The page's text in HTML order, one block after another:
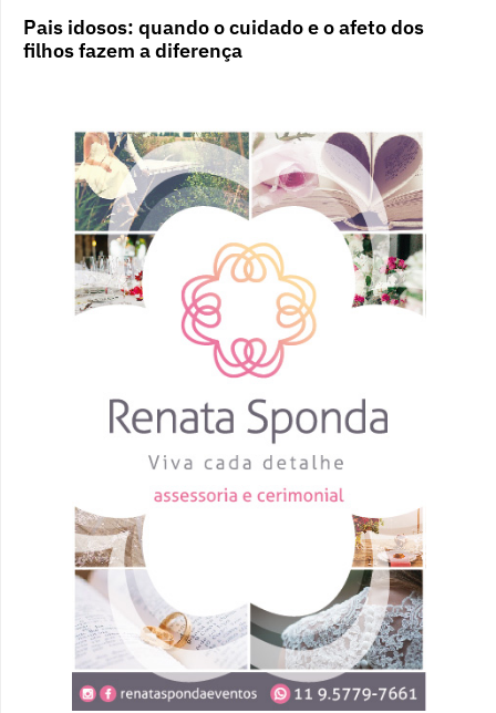
Pais idosos: quando o cuidado e o afeto dos
filhos fazem a diferença